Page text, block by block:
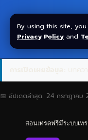
By using this site,
Privacy Policy and
📅 อัปเดตล่าสุด: 24 กรกฎาคม
สอนเทรดฟรีมีระบบเท